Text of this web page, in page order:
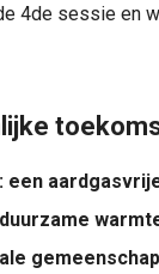
4de sessie en
een